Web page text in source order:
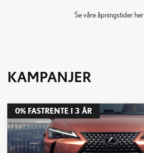
Se våre åpningstider her
KAMPANJER
0% FASTRENTE I 3 ÅR